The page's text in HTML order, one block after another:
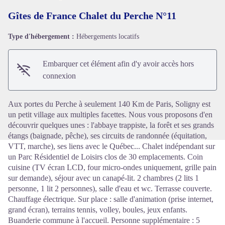
Voir l'image en plein écran
Gîtes de France Chalet du Perche N°11
Type d'hébergement : Hébergements locatifs
Embarquer cet élément afin d'y avoir accès hors
connexion
Aux portes du Perche à seulement 140 Km de Paris, Soligny est
un petit village aux multiples facettes. Nous vous proposons d'en
découvrir quelques unes : l'abbaye trappiste, la forêt et ses grands
étangs (baignade, pêche), ses circuits de randonnée (équitation,
VTT, marche), ses liens avec le Québec... Chalet indépendant sur
un Parc Résidentiel de Loisirs clos de 30 emplacements. Coin
cuisine (TV écran LCD, four micro-ondes uniquement, grille pain
sur demande), séjour avec un canapé-lit. 2 chambres (2 lits 1
personne, 1 lit 2 personnes), salle d'eau et wc. Terrasse couverte.
Chauffage électrique. Sur place : salle d'animation (prise internet,
grand écran), terrains tennis, volley, boules, jeux enfants.
Buanderie commune à l'accueil. Personne supplémentaire : 5